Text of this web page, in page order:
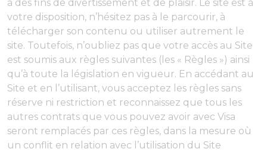
à des fins de divertissement et de plaisir. Le site est à
votre disposition, n’hésitez pas à le parcourir, à
télécharger son contenu ou utiliser autrement le
site. Toutefois, n’oubliez pas que votre accès au Site
est soumis aux règles suivantes (les « Règles ») ainsi
qu’à toute la législation en vigueur. En accédant au
Site et en l’utilisant, vous acceptez les règles sans
réserve ni restriction et reconnaissez que tous les
autres contrats que vous pouvez avoir avec Visa
seront remplacés par ces règles, dans la mesure où
un conflit en relation avec l’utilisation du Site